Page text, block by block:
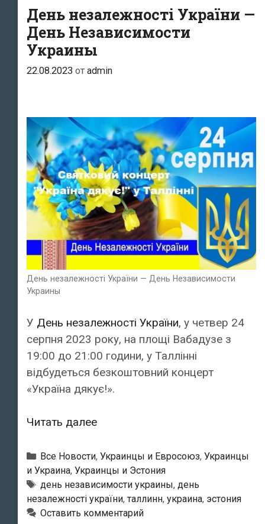
День незалежності України —
День Независимости
Украины
22.08.2023 от admin
День незалежності України — День Независимости
Украины
У День незалежності України, у четвер 24
серпня 2023 року, на площі Вабадузе з
19:00 до 21:00 години, у Таллінні
відбудеться безкоштовний концерт
«Україна дякує!».
Читать далееДень
України
—
День
Независимости
Украины
Рубрики
Все Новости, Украинцы и Евросоюз, Украинцы
и Украина, Украинцы и Эстония
Метки
день независимости украины, день
незалежності україни,таллинн, украина, эстония
Оставить комментарий